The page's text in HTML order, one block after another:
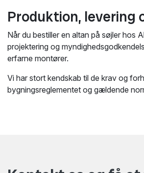
Produktion, levering
Når du bestiller en altan på søjler hos
projektering og
erfarne montører.
Vi har stort kendskab til de krav og
bygningsreglementet og gældende